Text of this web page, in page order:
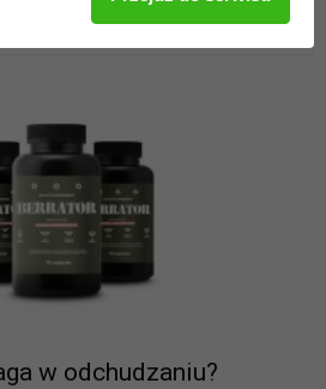
w odchudzaniu?